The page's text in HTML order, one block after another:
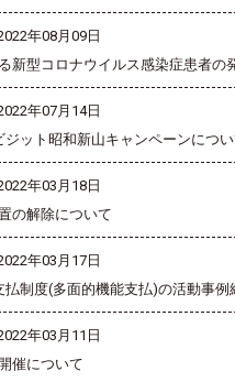
年08月09日
新型コロナウイルス感染症患者の
年07月14日
ジット昭和新山キャンペーンにつ
年03月18日
の解除について
年03月17日
制度(多面的機能支払)の活動事例
年03月11日
催について